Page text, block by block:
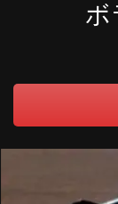
ボ